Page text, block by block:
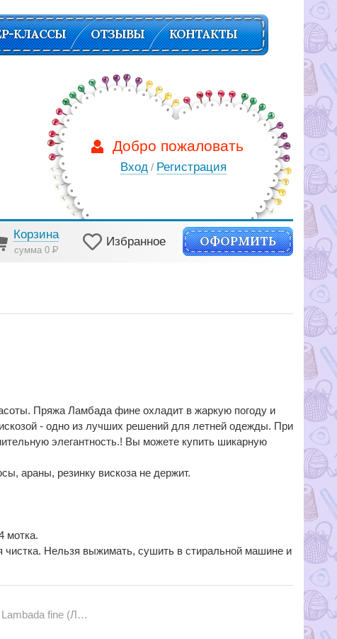
КЛАССЫ ОТЗЫВЫ КОНТАКТЫ
Добро пожаловать
Вход / Регистрация
Корзина
сумма 0Р
Избранное ОФОРМИТЬ
Пряжа Ламбада фине охладит в жаркую погоду и
- одно из лучших решений для летней одежды. При
элегантность.! Вы можете купить шикарную
араны, резинку вискоза не держит.
мотка.
чистка. Нельзя выжимать, сушить в стиральной машине и
fine (Ламбада файн)